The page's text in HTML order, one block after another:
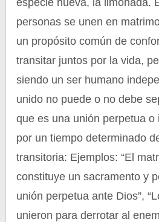
especie nueva, la limonada.
personas se unen en
un propósito común de
transitar juntos por la vida,
siendo un ser humano
unido no puede o no debe
que es una unión perpetua o
por un tiempo determinado
transitoria: Ejemplos: “El
constituye un sacramento y
unión perpetua ante Dios”,
unieron para derrotar al